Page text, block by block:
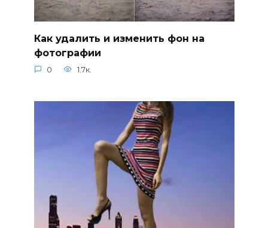
Как удалить и изменить фон на
фотографии
0 1.7к.